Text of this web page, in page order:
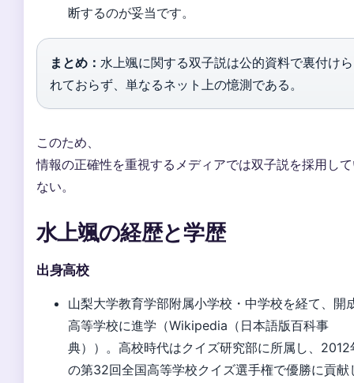
断するのが妥当です。
まとめ： 水上颯に関する双子説は公的資料で裏付けら
れておらず、単なるネット上の憶測である。
このため、
情報の正確性を重視するメディアでは双子説を採用し
ない。
水上颯の経歴と学歴
出身高校
山梨大学教育学部附属小学校・中学校を経て、開
高等学校に進学（Wikipedia（日本語版百科事
典））。高校時代はクイズ研究部に所属し、2012
の第32回全国高等学校クイズ選手権で優勝に貢献